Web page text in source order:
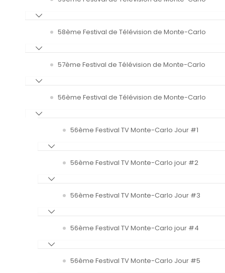
58ème Festival de Télévision de Monte-Carlo
57ème Festival de Télévision de Monte-Carlo
56ème Festival de Télévision de Monte-Carlo
56ème Festival TV Monte-Carlo Jour #1
56ème Festival TV Monte-Carlo jour #2
56ème Festival TV Monte-Carlo Jour #3
56ème Festival TV Monte-Carlo jour #4
56ème Festival TV Monte-Carlo Jour #5